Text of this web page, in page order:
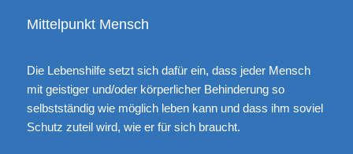
Mittelpunkt Mensch
Die Lebenshilfe setzt sich dafür ein, dass jeder Mensch
mit geistiger und/oder körperlicher Behinderung so
selbstständig wie möglich leben kann und dass ihm soviel
Schutz zuteil wird, wie er für sich braucht.